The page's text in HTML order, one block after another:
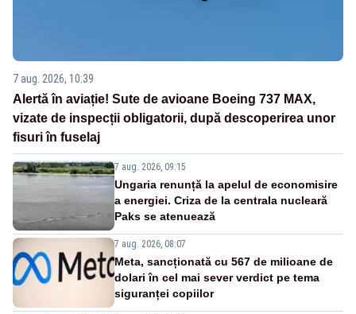
7 aug. 2026, 10:39
Alertă în aviație! Sute de avioane Boeing 737 MAX,
vizate de inspecții obligatorii, după descoperirea unor
fisuri în fuselaj
7 aug. 2026, 09:15
Ungaria renunță la apelul de economisire
a energiei. Criza de la centrala nucleară
Paks se atenuează
7 aug. 2026, 08:07
Meta, sancționată cu 567 de milioane de
dolari în cel mai sever verdict pe tema
siguranței copiilor